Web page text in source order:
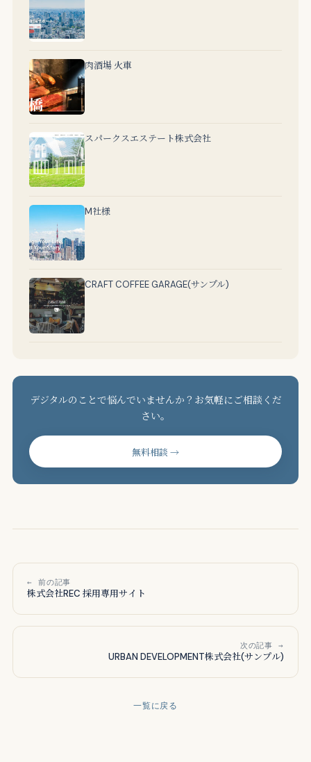
肉酒場 火車
スパークスエステート株式会社
M社様
CRAFT COFFEE GARAGE(サンプル)
デジタルのことで悩んでいませんか？お気軽にご相談くだ
さい。
無料相談 →
← 前の記事
株式会社REC 採用専用サイト
次の記事 →
URBAN DEVELOPMENT株式会社(サンプル)
一覧に戻る